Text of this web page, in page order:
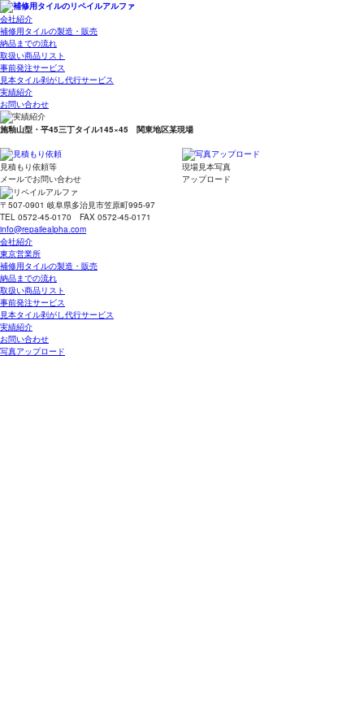
会社紹介
補修用タイルの製造・販売
納品までの流れ
取扱い商品リスト
事前発注サービス
見本タイル剥がし代行サービス
実績紹介
お問い合わせ
施釉山型・平45三丁タイル145×45 関東地区某現場
見積もり依頼等
メールでお問い合わせ
現場見本写真
アップロード
〒507-0901 岐阜県多治見市笠原町995-97
TEL 0572-45-0170 FAX 0572-45-0171
info@repailealpha.com
会社紹介
東京営業所
補修用タイルの製造・販売
納品までの流れ
取扱い商品リスト
事前発注サービス
見本タイル剥がし代行サービス
実績紹介
お問い合わせ
写真アップロード